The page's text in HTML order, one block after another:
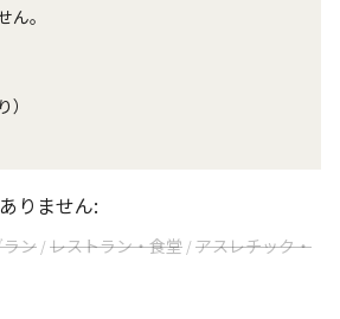
。
りません:
ン /レストラン・食堂 /アスレチック・